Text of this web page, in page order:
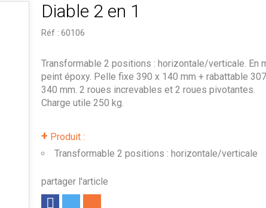
Diable 2 en 1
Réf : 60106
+ Produit :
Transformable 2 positions : horizontale/verticale
partager l'article
Transformable 2 positions : horizontale/verticale. En
peint époxy. Pelle fixe 390 x 140 mm + rabattable
340 mm. 2 roues increvables et 2 roues pivotantes.
Charge utile 250 kg.